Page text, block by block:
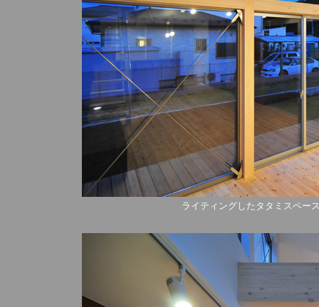
ライティングしたタタミスペー